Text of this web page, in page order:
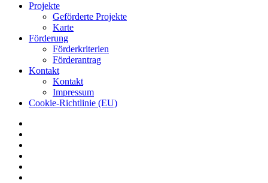
Projekte
Geförderte Projekte
Karte
Förderung
Förderkriterien
Förderantrag
Kontakt
Kontakt
Impressum
Cookie-Richtlinie (EU)